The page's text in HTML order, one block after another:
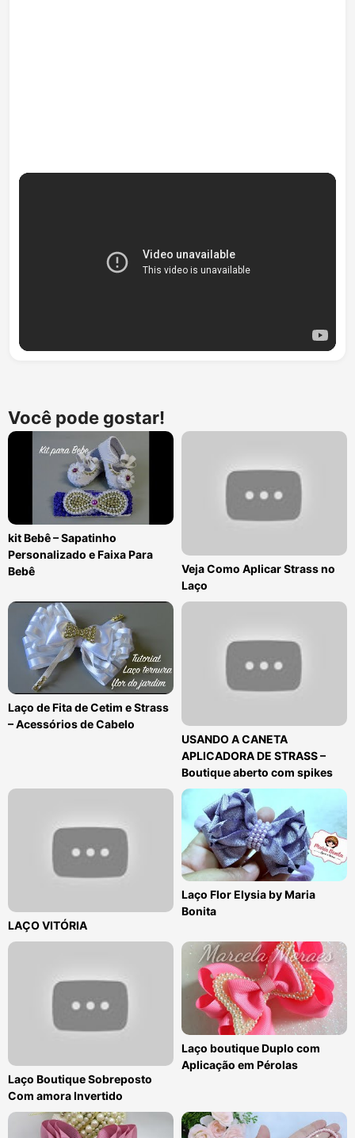
Você pode gostar!
kit Bebê – Sapatinho
Personalizado e Faixa Para
Bebê
Veja Como Aplicar Strass no
Laço
Laço de Fita de Cetim e Strass
– Acessórios de Cabelo
USANDO A CANETA
APLICADORA DE STRASS –
Boutique aberto com spikes
LAÇO VITÓRIA
Laço Flor Elysia by Maria
Bonita
Laço Boutique Sobreposto
Com amora Invertido
Laço boutique Duplo com
Aplicação em Pérolas